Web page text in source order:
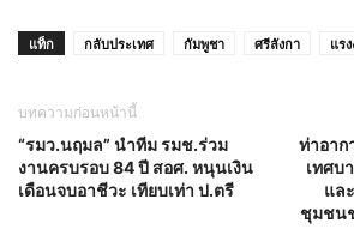
แท็ก กลับประเทศ กัมพูชา ศรีลังกา แร
บทความก่อนหน้านี้
“รมว.นฤมล” นำทีม รมช.ร่วม
งานครบรอบ 84 ปี สอศ. หนุนเงิน
เดือนจบอาชีวะ เทียบเท่า ป.ตรี
ท่าอาก
เทศบ
แล
ชุมชน